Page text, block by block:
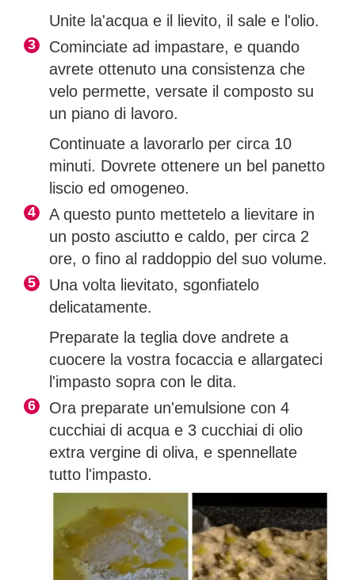
Unite la'acqua e il lievito, il sale e l'olio.
Cominciate ad impastare, e quando
avrete ottenuto una consistenza che
velo permette, versate il composto su
un piano di lavoro.
Continuate a lavorarlo per circa 10
minuti. Dovrete ottenere un bel panetto
liscio ed omogeneo.
A questo punto mettetelo a lievitare in
un posto asciutto e caldo, per circa 2
ore, o fino al raddoppio del suo volume.
Una volta lievitato, sgonfiatelo
delicatamente.
Preparate la teglia dove andrete a
cuocere la vostra focaccia e allargateci
l'impasto sopra con le dita.
Ora preparate un'emulsione con 4
cucchiai di acqua e 3 cucchiai di olio
extra vergine di oliva, e spennellate
tutto l'impasto.